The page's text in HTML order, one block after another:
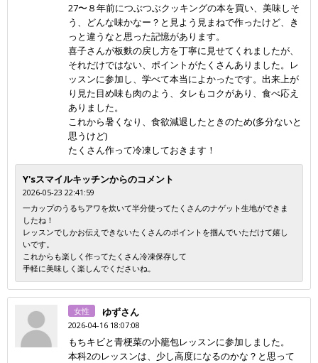
27〜８年前につぶつぶクッキングの本を買い、美味しそ
う、どんな味かなー？と見よう見まねで作ったけど、き
っと違うなと思った記憶があります。
喜子さんが板麩の戻し方を丁寧に見せてくれましたが、
それだけではない、ポイントがたくさんありました。レ
ッスンに参加し、学べて本当によかったです。出来上が
り見た目め味も肉のよう、タレもコクがあり、食べ応え
ありました。
これから暑くなり、食欲減退したときのため(多分ないと
思うけど)
たくさん作って冷凍しておきます！
Y'sスマイルキッチンからのコメント
2026-05-23 22:41:59
一カップのうるちアワを炊いて半分使ってたくさんのナゲット生地ができま
したね！
レッスンでしかお伝えできないたくさんのポイントを掴んでいただけて嬉し
いです。
これからも楽しく作ってたくさん冷凍保存して
手軽に美味しく楽しんでくださいね。
女性 ゆずさん
2026-04-16 18:07:08
もちキビと青梗菜の小籠包レッスンに参加しました。
本科2のレッスンは、少し高度になるのかな？と思って